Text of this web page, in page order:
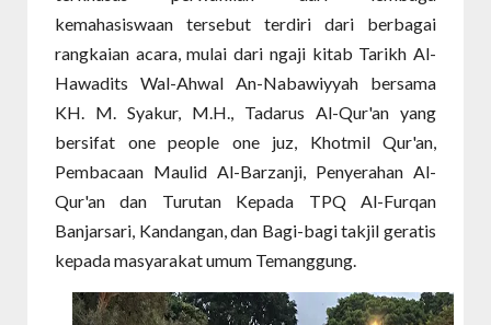
kemahasiswaan tersebut terdiri dari berbagai
rangkaian acara, mulai dari ngaji kitab Tarikh Al-
Hawadits Wal-Ahwal An-Nabawiyyah bersama
KH. M. Syakur, M.H., Tadarus Al-Qur'an yang
bersifat one people one juz, Khotmil Qur'an,
Pembacaan Maulid Al-Barzanji, Penyerahan Al-
Qur'an dan Turutan Kepada TPQ Al-Furqan
Banjarsari, Kandangan, dan Bagi-bagi takjil geratis
kepada masyarakat umum Temanggung.